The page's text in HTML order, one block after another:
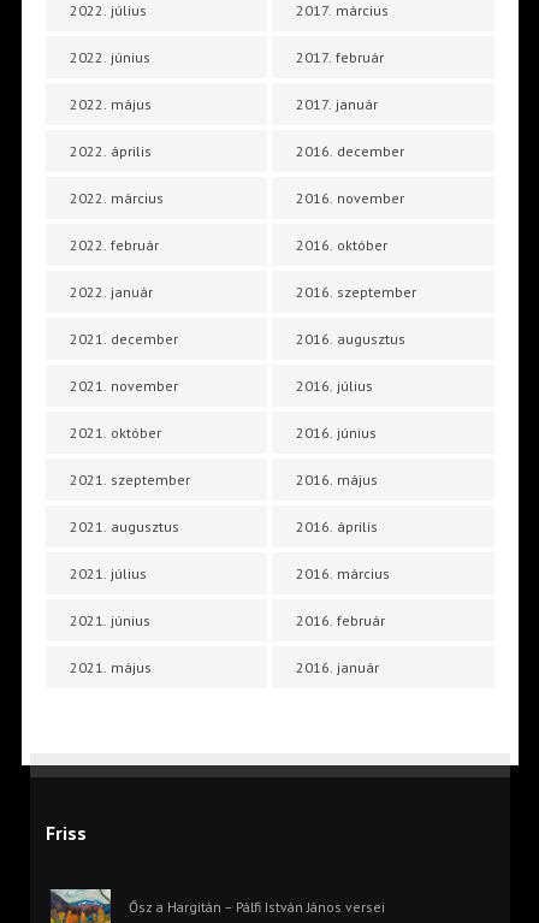
2022. július
2022. június
2022. május
2022. április
2022. március
2022. február
2022. január
2021. december
2021. november
2021. október
2021. szeptember
2021. augusztus
2021. július
2021. június
2021. május
2017. március
2017. február
2017. január
2016. december
2016. november
2016. október
2016. szeptember
2016. augusztus
2016. július
2016. június
2016. május
2016. április
2016. március
2016. február
2016. január
Friss
Ősz a Hargitán – Pálfi István János versei